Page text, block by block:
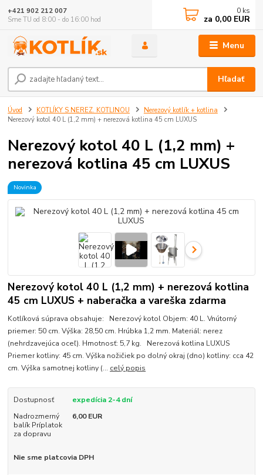
Menu
Hľadať
+421 902 212 007
Sme TU od 8:00 - do 16:00 hod
0 ks
za 0,00 EUR
Úvod KOTLÍKY S NEREZ. KOTLINOU
Nerezový kotlík + kotlina
Nerezový kotol 40 L (1,2 mm) + nerezová kotlina 45 cm LUXUS
Nerezový kotol 40 L (1,2 mm) +
nerezová kotlina 45 cm LUXUS
Novinka
Nerezový kotol 40 L (1,2 mm) + nerezová kotlina
45 cm LUXUS + naberačka a vareška zdarma
Kotlíková súprava obsahuje: Nerezový kotol Objem: 40 L. Vnútorný
priemer: 50 cm. Výška: 28,50 cm. Hrúbka 1,2 mm. Materiál: nerez
(nehrdzavejúca oceľ). Hmotnosť: 5,7 kg. Nerezová kotlina LUXUS
Priemer kotliny: 45 cm. Výška nožičiek po dolný okraj (dno) kotliny: cca 42
cm. Výška samotnej kotliny (... celý popis
Dostupnosť
expedícia 2-4 dní
Nadrozmerný
balík Príplatok
za dopravu
6,00 EUR
Nie sme platcovia DPH